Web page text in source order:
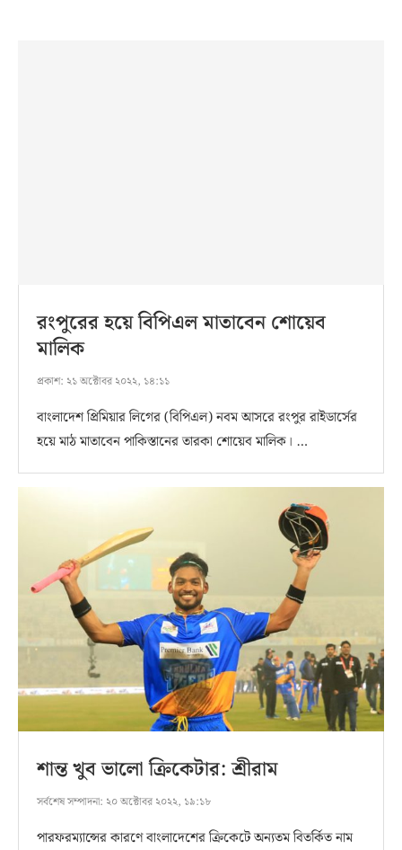
রংপুরের হয়ে বিপিএল মাতাবেন শোয়েব
মালিক
প্রকাশ: ২১ অক্টোবর ২০২২, ১৪:১১
বাংলাদেশ প্রিমিয়ার লিগের (বিপিএল) নবম আসরে রংপুর রাইডার্সের
হয়ে মাঠ মাতাবেন পাকিস্তানের তারকা শোয়েব মালিক। …
শান্ত খুব ভালো ক্রিকেটার: শ্রীরাম
সর্বশেষ সম্পাদনা: ২০ অক্টোবর ২০২২, ১৯:১৮
পারফরম্যান্সের কারণে বাংলাদেশের ক্রিকেটে অন্যতম বিতর্কিত নাম